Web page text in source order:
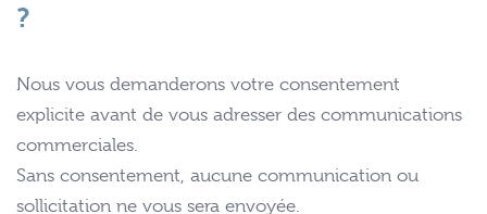
?
Nous vous demanderons votre consentement
explicite avant de vous adresser des communications
commerciales.
Sans consentement, aucune communication ou
sollicitation ne vous sera envoyée.